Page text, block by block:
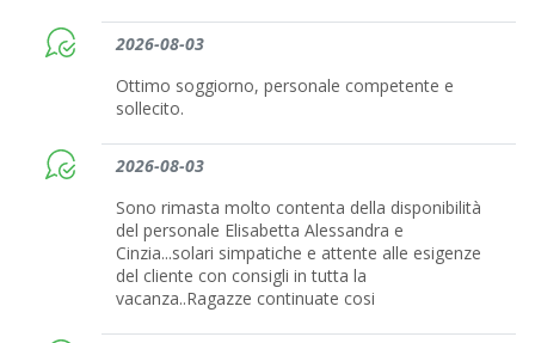
2026-08-03
Ottimo soggiorno, personale competente e
sollecito.
2026-08-03
Sono rimasta molto contenta della disponibilità
del personale Elisabetta Alessandra e
Cinzia...solari simpatiche e attente alle esigenze
del cliente con consigli in tutta la
vacanza..Ragazze continuate cosi